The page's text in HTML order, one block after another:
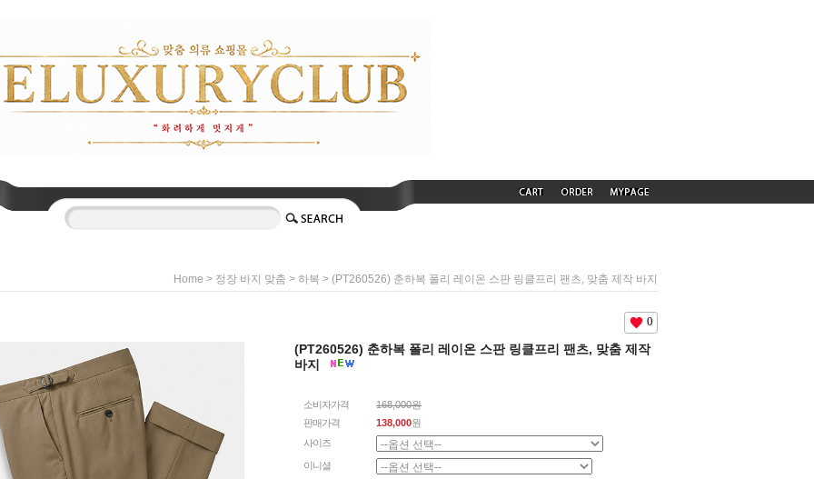
Home > 정장 바지 맞춤 > 하복 > (PT260526) 춘하복 폴리 레이온 스판 링클프리 팬츠, 맞춤 제작 바지
0
(PT260526) 춘하복 폴리 레이온 스판 링클프리 팬츠, 맞춤 제작
바지
소비자가격
168,000원
판매가격
138,000원
사이즈
이니셜